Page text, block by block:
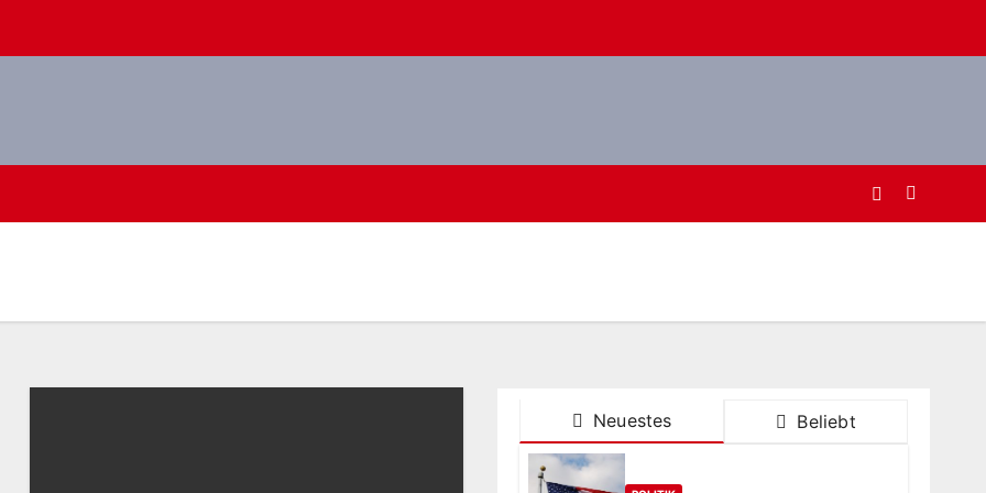
Neuestes Beliebt